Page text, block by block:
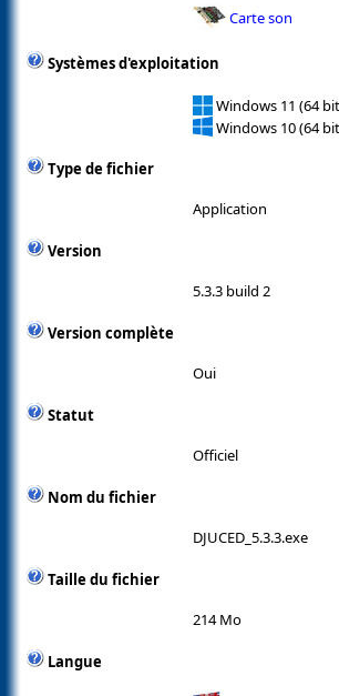
Carte son
Systèmes d'exploitation
Windows 11 (64
Windows 10 (64
Type de fichier
Application
Version
5.3.3 build 2
Version complète
Oui
Statut
Officiel
Nom du fichier
DJUCED_5.3.3.exe
Taille du fichier
214 Mo
Langue